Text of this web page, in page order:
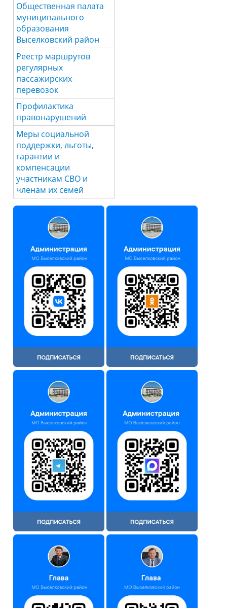
Общественная палата
муниципального
образования
Выселковский район
Реестр маршрутов
регулярных
пассажирских
перевозок
Профилактика
правонарушений
Меры социальной
поддержки, льготы,
гарантии и
компенсации
участникам СВО и
членам их семей